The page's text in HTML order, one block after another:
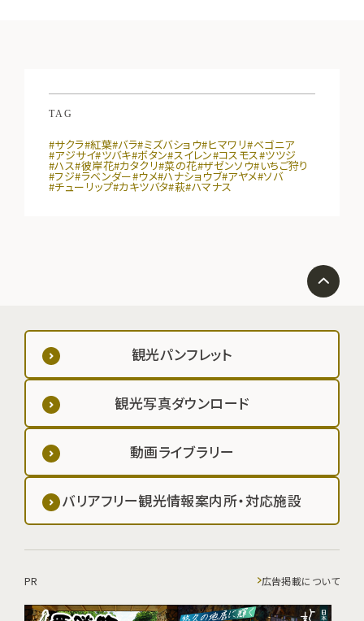
TAG
#サクラ#紅葉#バラ#ミズバショウ#ヒマワリ#ベゴニア
#アジサイ#ツバキ#ボタン#スイレン#コスモス#ツツジ
#ハス#彼岸花#カタクリ#菜の花#ザゼンソウ#いちご狩り
#フジ#ラベンダー#ウメ#ハナショウブ#アヤメ#ソバ
#チューリップ#カキツバタ#萩#ハマナス
観光パンフレット
観光写真ダウンロード
動画ライブラリー
バリアフリー観光情報案内所・対応施設
PR 広告掲載について